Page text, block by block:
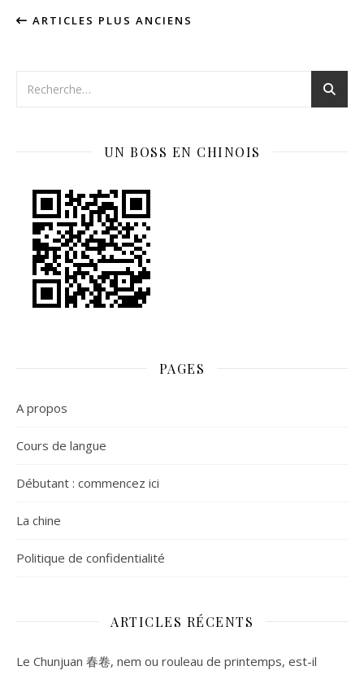
ARTICLES PLUS ANCIENS
UN BOSS EN CHINOIS
PAGES
A propos
Cours de langue
Débutant : commencez ici
La chine
Politique de confidentialité
ARTICLES RÉCENTS
Le Chunjuan 春卷, nem ou rouleau de printemps, est-il